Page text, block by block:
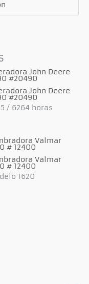
John Deere
#20490
/ 6264 horas
Valmar
# 12400
1620